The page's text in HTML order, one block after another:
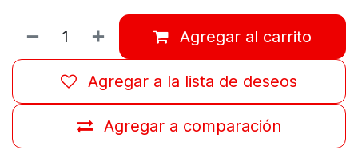
Agregar al carrito
Agregar a comparación
Agregar a la lista de deseos